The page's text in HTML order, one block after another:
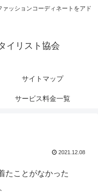
ッションコーディネートをアド
イリスト協会
サイトマップ
サービス料金一覧
2021.12.08
たことがなかった